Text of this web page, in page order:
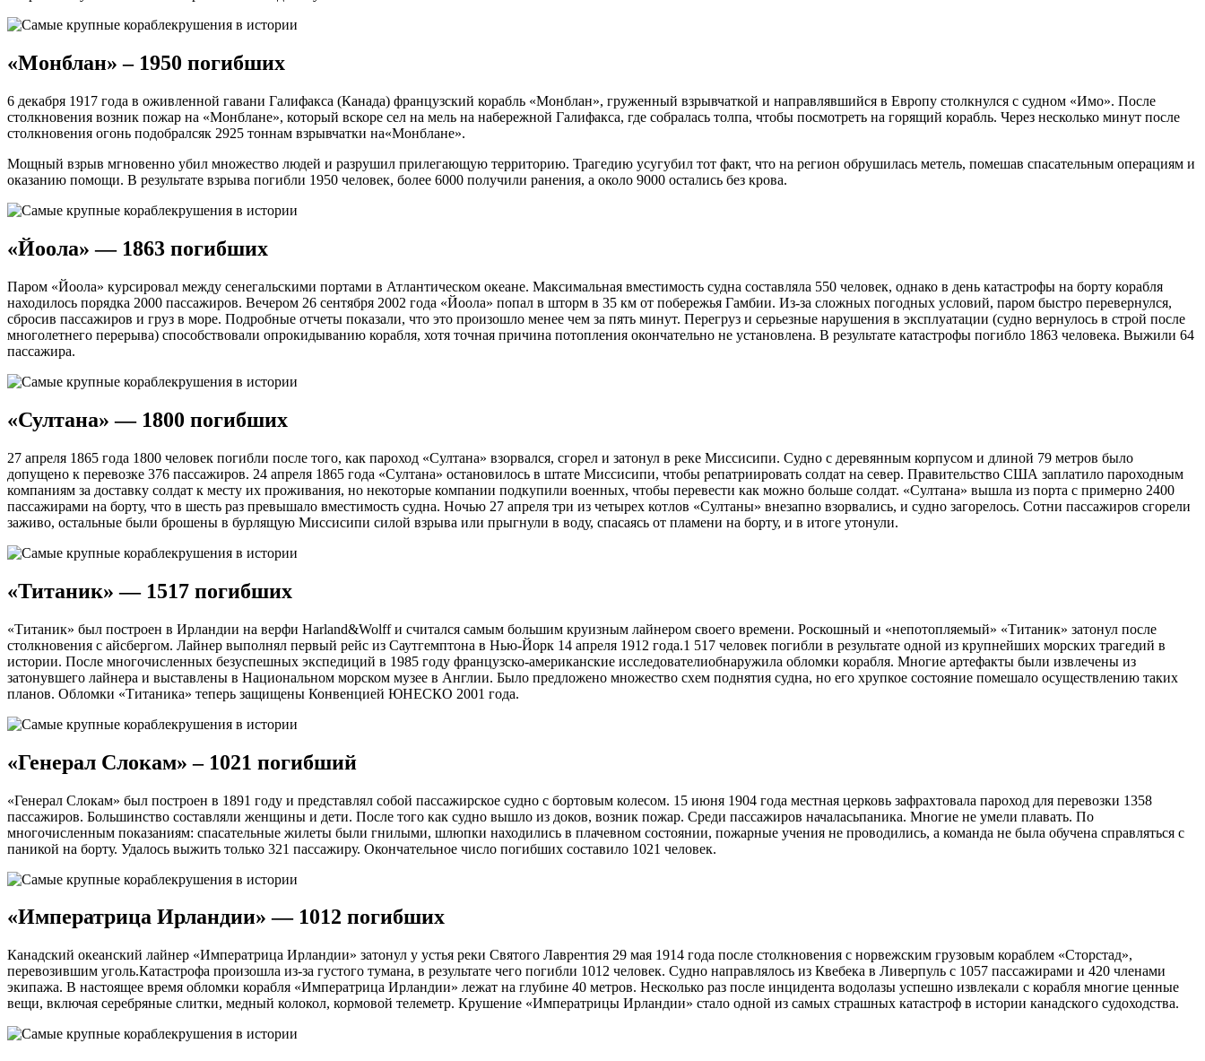
«Монблан» – 1950 погибших
6 декабря 1917 года в оживленной гавани Галифакса (Канада) французский корабль «Монблан», груженный взрывчаткой и направлявшийся в Европу столкнулся с судном «Имо». После
столкновения возник пожар на «Монблане», который вскоре сел на мель на набережной Галифакса, где собралась толпа, чтобы посмотреть на горящий корабль. Через несколько минут после
столкновения огонь подобралсяк 2925 тоннам взрывчатки на«Монблане».
Мощный взрыв мгновенно убил множество людей и разрушил прилегающую территорию. Трагедию усугубил тот факт, что на регион обрушилась метель, помешав спасательным операциям и
оказанию помощи. В результате взрыва погибли 1950 человек, более 6000 получили ранения, а около 9000 остались без крова.
«Йоола» — 1863 погибших
Паром «Йоола» курсировал между сенегальскими портами в Атлантическом океане. Максимальная вместимость судна составляла 550 человек, однако в день катастрофы на борту корабля
находилось порядка 2000 пассажиров. Вечером 26 сентября 2002 года «Йоола» попал в шторм в 35 км от побережья Гамбии. Из-за сложных погодных условий, паром быстро перевернулся,
сбросив пассажиров и груз в море. Подробные отчеты показали, что это произошло менее чем за пять минут. Перегруз и серьезные нарушения в эксплуатации (судно вернулось в строй после
многолетнего перерыва) способствовали опрокидыванию корабля, хотя точная причина потопления окончательно не установлена. В результате катастрофы погибло 1863 человека. Выжили 64
пассажира.
«Султана» — 1800 погибших
27 апреля 1865 года 1800 человек погибли после того, как пароход «Султана» взорвался, сгорел и затонул в реке Миссисипи. Судно с деревянным корпусом и длиной 79 метров было
допущено к перевозке 376 пассажиров. 24 апреля 1865 года «Султана» остановилось в штате Миссисипи, чтобы репатриировать солдат на север. Правительство США заплатило пароходным
компаниям за доставку солдат к месту их проживания, но некоторые компании подкупили военных, чтобы перевести как можно больше солдат. «Султана» вышла из порта с примерно 2400
пассажирами на борту, что в шесть раз превышало вместимость судна. Ночью 27 апреля три из четырех котлов «Султаны» внезапно взорвались, и судно загорелось. Сотни пассажиров сгорели
заживо, остальные были брошены в бурлящую Миссисипи силой взрыва или прыгнули в воду, спасаясь от пламени на борту, и в итоге утонули.
«Титаник» — 1517 погибших
«Титаник» был построен в Ирландии на верфи Harland&Wolff и считался самым большим круизным лайнером своего времени. Роскошный и «непотопляемый» «Титаник» затонул после
столкновения с айсбергом. Лайнер выполнял первый рейс из Саутгемптона в Нью-Йорк 14 апреля 1912 года.1 517 человек погибли в результате одной из крупнейших морских трагедий в
истории. После многочисленных безуспешных экспедиций в 1985 году французско-американские исследователиобнаружила обломки корабля. Многие артефакты были извлечены из
затонувшего лайнера и выставлены в Национальном морском музее в Англии. Было предложено множество схем поднятия судна, но его хрупкое состояние помешало осуществлению таких
планов. Обломки «Титаника» теперь защищены Конвенцией ЮНЕСКО 2001 года.
«Генерал Слокам» – 1021 погибший
«Генерал Слокам» был построен в 1891 году и представлял собой пассажирское судно с бортовым колесом. 15 июня 1904 года местная церковь зафрахтовала пароход для перевозки 1358
пассажиров. Большинство составляли женщины и дети. После того как судно вышло из доков, возник пожар. Среди пассажиров началасьпаника. Многие не умели плавать. По
многочисленным показаниям: спасательные жилеты были гнилыми, шлюпки находились в плачевном состоянии, пожарные учения не проводились, а команда не была обучена справляться с
паникой на борту. Удалось выжить только 321 пассажиру. Окончательное число погибших составило 1021 человек.
«Императрица Ирландии» — 1012 погибших
Канадский океанский лайнер «Императрица Ирландии» затонул у устья реки Святого Лаврентия 29 мая 1914 года после столкновения с норвежским грузовым кораблем «Сторстад»,
перевозившим уголь.Катастрофа произошла из-за густого тумана, в результате чего погибли 1012 человек. Судно направлялось из Квебека в Ливерпуль с 1057 пассажирами и 420 членами
экипажа. В настоящее время обломки корабля «Императрица Ирландии» лежат на глубине 40 метров. Несколько раз после инцидента водолазы успешно извлекали с корабля многие ценные
вещи, включая серебряные слитки, медный колокол, кормовой телеметр. Крушение «Императрицы Ирландии» стало одной из самых страшных катастроф в истории канадского судоходства.